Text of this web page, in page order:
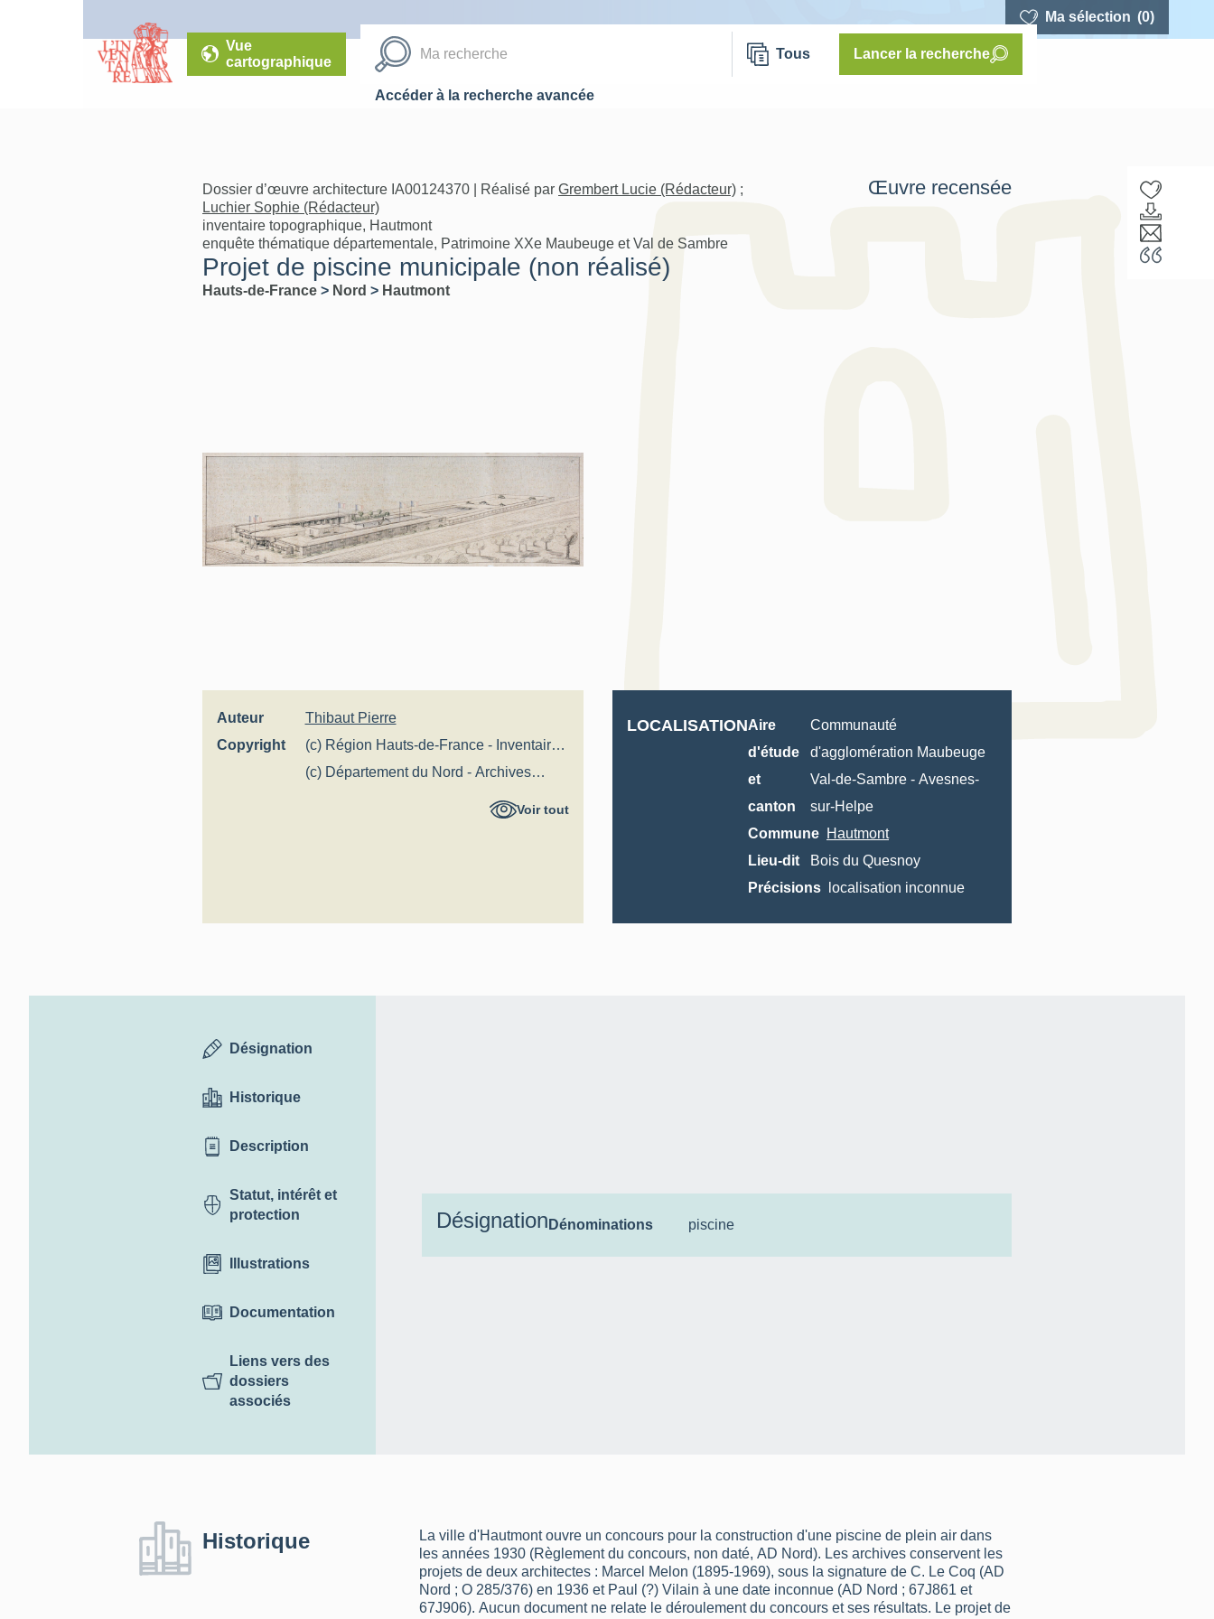
Ma sélection (0)
Vue
cartographique
Tous Lancer la recherche
Accéder à la recherche avancée
Dossier d’œuvre architecture IA00124370 | Réalisé par Grembert Lucie (Rédacteur) ;
Luchier Sophie (Rédacteur)
inventaire topographique, Hautmont
enquête thématique départementale, Patrimoine XXe Maubeuge et Val de Sambre
Projet de piscine municipale (non réalisé)
Hauts-de-France > Nord > Hautmont
Œuvre recensée
Auteur
Thibaut Pierre
Copyright
(c) Région Hauts-de-France - Inventaire
général
(c) Département du Nord - Archives
Voir tout
LOCALISATIONAire
d'étude
et
canton
Communauté
d'agglomération Maubeuge
Val-de-Sambre - Avesnes-
sur-Helpe
Commune Hautmont
Lieu-dit
Bois du Quesnoy
Précisions
localisation inconnue
Désignation
Historique
Description
Statut, intérêt et
protection
Illustrations
Documentation
Liens vers des
dossiers
associés
Désignation Dénominations piscine
Historique
La ville d'Hautmont ouvre un concours pour la construction d'une piscine de plein air dans
les années 1930 (Règlement du concours, non daté, AD Nord). Les archives conservent les
projets de deux architectes : Marcel Melon (1895-1969), sous la signature de C. Le Coq (AD
Nord ; O 285/376) en 1936 et Paul (?) Vilain à une date inconnue (AD Nord ; 67J861 et
67J906). Aucun document ne relate le déroulement du concours et ses résultats. Le projet de